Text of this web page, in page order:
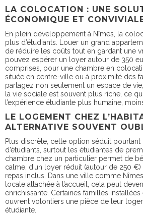
LA COLOCATION : UNE
ÉCONOMIQUE ET
En plein développement à Nîmes, la
plus d’étudiants. Louer un grand
de réduire les coûts tout en gardant une
pouvez espérer un loyer autour de 350
comprises, pour une chambre en
située en centre-ville ou à proximité des
partagez non seulement un espace de
la vie sociale est souvent plus riche, ce
l’expérience étudiante plus humaine,
LE LOGEMENT CHEZ
ALTERNATIVE SOUVENT
Plus discrète, cette option séduit pourtant
d’étudiants, surtout les étudiantes de
chambre chez un particulier permet de
calme, d’un loyer réduit (autour de 250
repas inclus. Dans une ville comme
locale attachée à l’accueil, cela peut
enrichissante. Certaines familles
ouvrent volontiers une pièce de leur
étudiante.